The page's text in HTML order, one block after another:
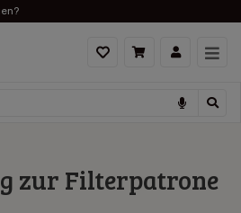
zur Filterpatrone